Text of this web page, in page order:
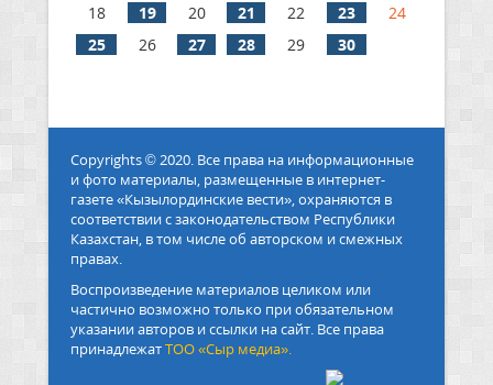
18
19 20 21 22 23
24
25
26 27 28 29 30
Copyrights © 2020. Все права на информационные
и фото материалы, размещенные в интернет-
газете «Кызылординские вести», охраняются в
соответствии с законодательством Республики
Казахстан, в том числе об авторском и смежных
правах.
Воспроизведение материалов целиком или
частично возможно только при обязательном
указании авторов и ссылки на сайт. Все права
принадлежатТОО «Сыр медиа».